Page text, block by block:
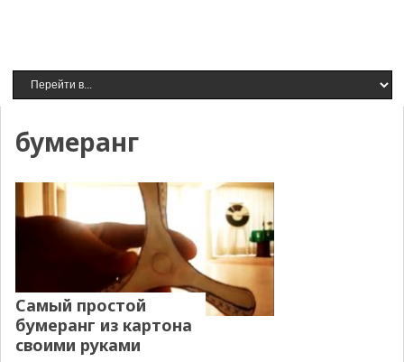
бумеранг
Самый простой
бумеранг из картона
своими руками